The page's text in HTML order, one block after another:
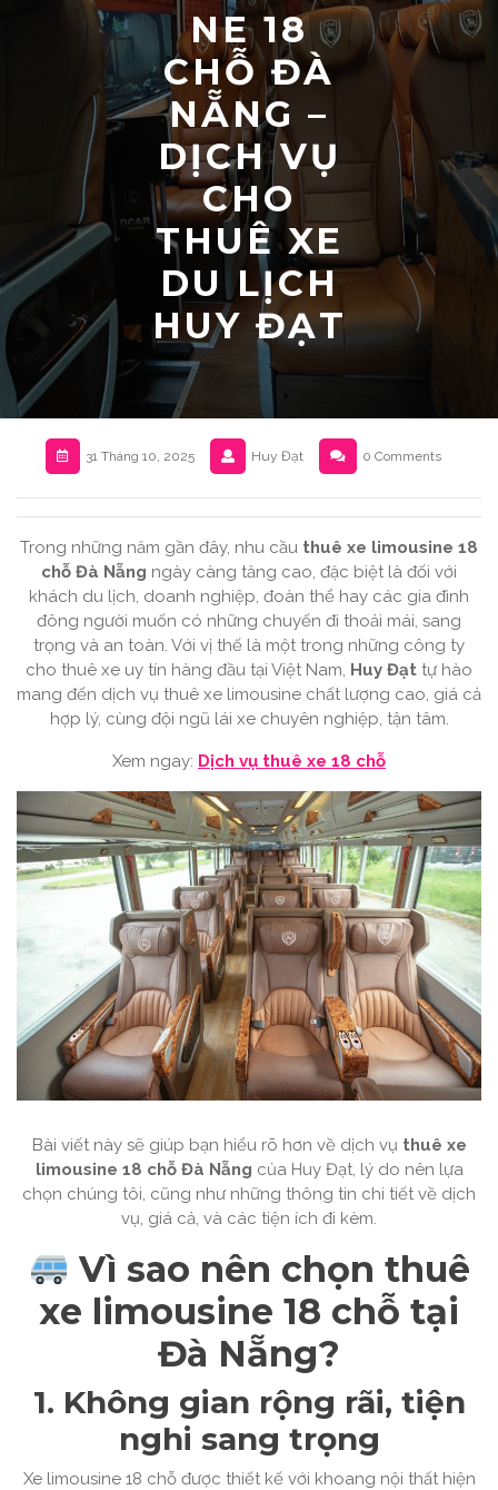
NE 18
CHỖ ĐÀ
NẴNG –
DỊCH VỤ
CHO
THUÊ XE
DU LỊCH
HUY ĐẠT
31 Tháng 10, 2025 Huy Đạt 0 Comments
Trong những năm gần đây, nhu cầu thuê xe limousine 18
chỗ Đà Nẵng ngày càng tăng cao, đặc biệt là đối với
khách du lịch, doanh nghiệp, đoàn thể hay các gia đình
đông người muốn có những chuyến đi thoải mái, sang
trọng và an toàn. Với vị thế là một trong những công ty
cho thuê xe uy tín hàng đầu tại Việt Nam, Huy Đạt tự hào
mang đến dịch vụ thuê xe limousine chất lượng cao, giá cả
hợp lý, cùng đội ngũ lái xe chuyên nghiệp, tận tâm.
Xem ngay: Dịch vụ thuê xe 18 chỗ
Bài viết này sẽ giúp bạn hiểu rõ hơn về dịch vụ thuê xe
limousine 18 chỗ Đà Nẵng của Huy Đạt, lý do nên lựa
chọn chúng tôi, cũng như những thông tin chi tiết về dịch
vụ, giá cả, và các tiện ích đi kèm.
Vì sao nên chọn thuê
xe limousine 18 chỗ tại
Đà Nẵng?
1. Không gian rộng rãi, tiện
nghi sang trọng
Xe limousine 18 chỗ được thiết kế với khoang nội thất hiện